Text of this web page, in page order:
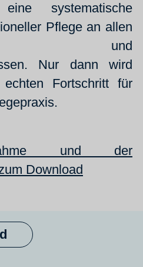
systematische
Pflege an allen
und
Nur dann wird
Fortschritt für
und der
Download